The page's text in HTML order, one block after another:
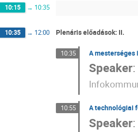
10:15 → 10:35
10:35 → 12:00 Plenáris előadások: II.
10:35 A
Speaker:
10:55 A technológiai
Speaker: